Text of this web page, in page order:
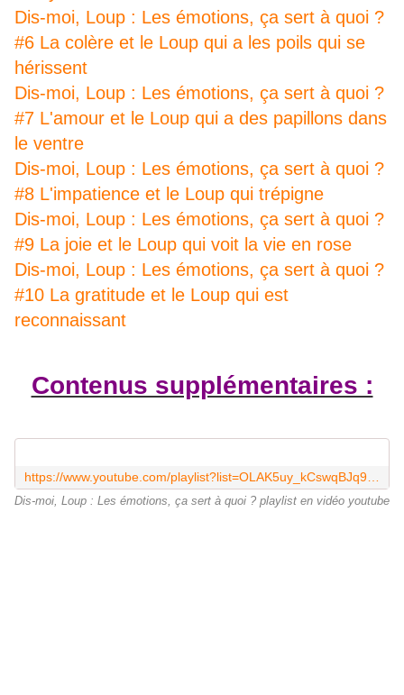
Dis-moi, Loup : Les émotions, ça sert à quoi ?
#6 La colère et le Loup qui a les poils qui se
hérissent
Dis-moi, Loup : Les émotions, ça sert à quoi ?
#7 L'amour et le Loup qui a des papillons dans
le ventre
Dis-moi, Loup : Les émotions, ça sert à quoi ?
#8 L'impatience et le Loup qui trépigne
Dis-moi, Loup : Les émotions, ça sert à quoi ?
#9 La joie et le Loup qui voit la vie en rose
Dis-moi, Loup : Les émotions, ça sert à quoi ?
#10 La gratitude et le Loup qui est
reconnaissant
Contenus supplémentaires :
Dis-moi, Loup : Les émotions, ça sert à quoi ? playlist en vidéo youtube